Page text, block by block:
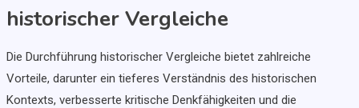
historischer Vergleiche
Die Durchführung historischer Vergleiche bietet zahlreiche
Vorteile, darunter ein tieferes Verständnis des historischen
Kontexts, verbesserte kritische Denkfähigkeiten und die